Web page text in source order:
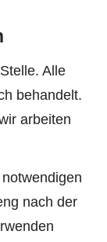
Alle
behandelt.
arbeiten
nach der